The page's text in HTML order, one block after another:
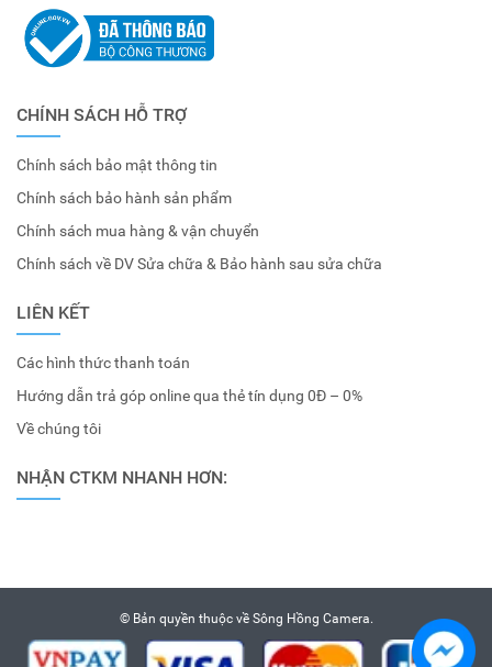
CHÍNH SÁCH HỖ TRỢ
Chính sách bảo mật thông tin
Chính sách bảo hành sản phẩm
Chính sách mua hàng & vận chuyển
Chính sách về DV Sửa chữa & Bảo hành sau sửa chữa
LIÊN KẾT
Các hình thức thanh toán
Hướng dẫn trả góp online qua thẻ tín dụng 0Đ – 0%
Về chúng tôi
NHẬN CTKM NHANH HƠN:
© Bản quyền thuộc về Sông Hồng Camera.